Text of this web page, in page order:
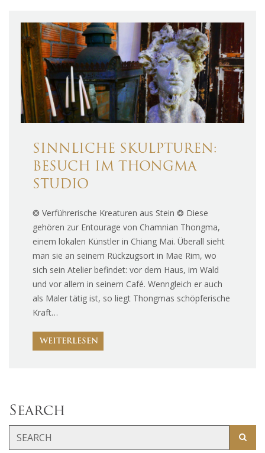
SINNLICHE SKULPTUREN:
BESUCH IM THONGMA
STUDIO
❂ Verführerische Kreaturen aus Stein ❂ Diese
gehören zur Entourage von Chamnian Thongma,
einem lokalen Künstler in Chiang Mai. Überall sieht
man sie an seinem Rückzugsort in Mae Rim, wo
sich sein Atelier befindet: vor dem Haus, im Wald
und vor allem in seinem Café. Wenngleich er auch
als Maler tätig ist, so liegt Thongmas schöpferische
Kraft…
WEITERLESEN
Search